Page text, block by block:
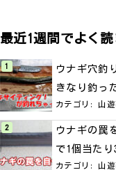
最近1週間でよく
ウナギ穴釣
きなり釣っ
カテゴリ: 山
ウナギの罠
で1個当たり
カテゴリ: 山